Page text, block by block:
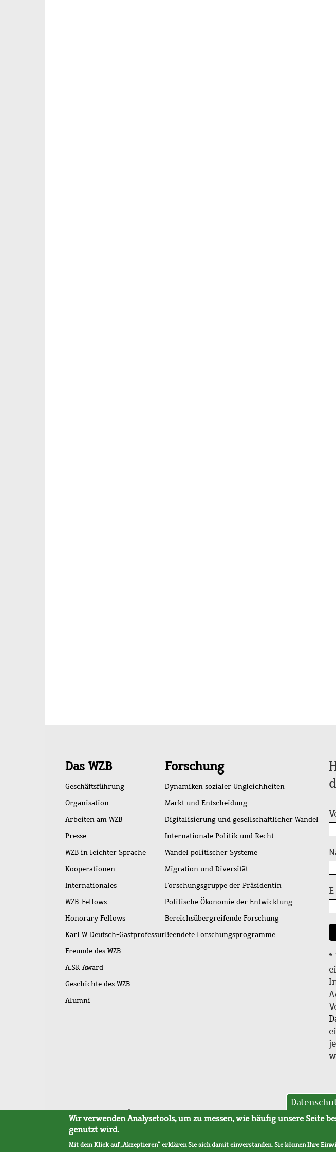
Schnellzugriff
Das WZB
Geschäftsführung
Organisation
Arbeiten am WZB
Presse
WZB in leichter Sprache
Kooperationen
Internationales
WZB-Fellows
Honorary Fellows
Karl W. Deutsch-Gastprofessur
Freunde des WZB
A.SK Award
Geschichte des WZB
Alumni
Forschung
Dynamiken sozialer Ungleichheiten
Markt und Entscheidung
Digitalisierung und gesellschaftlicher Wandel
Internationale Politik und Recht
Wandel politischer Systeme
Migration und Diversität
Forschungsgruppe der Präsidentin
Politische Ökonomie der Entwicklung
Bereichsübergreifende Forschung
Beendete Forschungsprogramme
*
Fußleistenmenü
SitemapBarrierefreiheitImpressumDatenschutzAVB
Wir verwenden Analysetools, um zu messen, wie häufig unsere Seite
genutzt wird.
Mit dem Klick auf „Akzeptieren“ erklären Sie sich damit einverstanden. Sie können Ihre